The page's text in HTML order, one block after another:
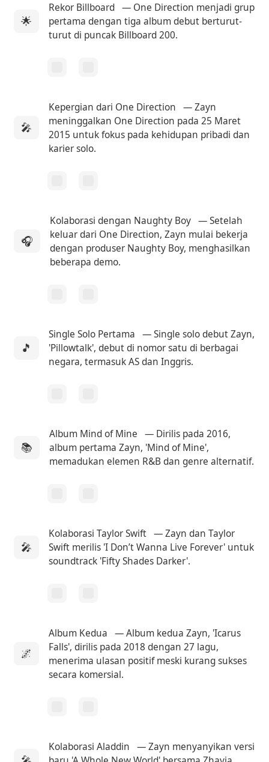
🌟
Rekor Billboard — One Direction menjadi grup
pertama dengan tiga album debut berturut-
turut di puncak Billboard 200.
🎤
Kepergian dari One Direction
— Zayn
meninggalkan One Direction pada 25 Maret
2015 untuk fokus pada kehidupan pribadi dan
karier solo.
🎧
Kolaborasi dengan Naughty Boy — Setelah
keluar dari One Direction, Zayn mulai bekerja
dengan produser Naughty Boy, menghasilkan
beberapa demo.
🎵
Single Solo Pertama
— Single solo debut Zayn,
'Pillowtalk', debut di nomor satu di berbagai
negara, termasuk AS dan Inggris.
📚
Album Mind of Mine
— Dirilis pada 2016,
album pertama Zayn, 'Mind of Mine',
memadukan elemen R&B dan genre alternatif.
🎤
Kolaborasi Taylor Swift — Zayn dan Taylor
Swift merilis 'I Don’t Wanna Live Forever' untuk
soundtrack 'Fifty Shades Darker'.
🌌
Album Kedua
— Album kedua Zayn, 'Icarus
Falls', dirilis pada 2018 dengan 27 lagu,
menerima ulasan positif meski kurang sukses
secara komersial.
Kolaborasi Aladdin
— Zayn menyanyikan versi